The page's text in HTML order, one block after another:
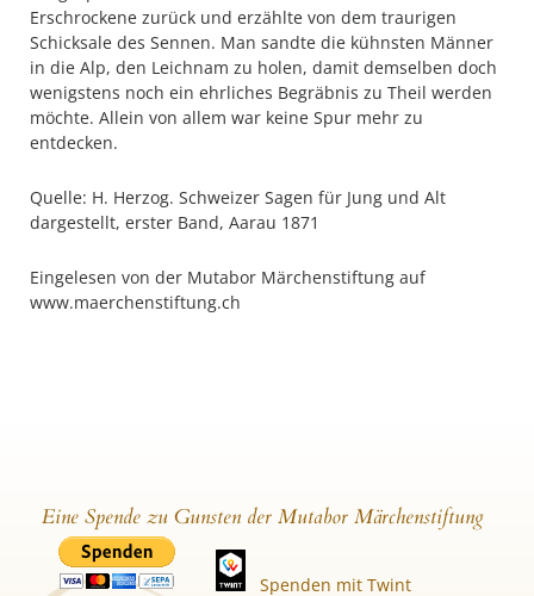
Erschrockene zurück und erzählte von dem traurigen
Schicksale des Sennen. Man sandte die kühnsten Männer
in die Alp, den Leichnam zu holen, damit demselben doch
wenigstens noch ein ehrliches Begräbnis zu Theil werden
möchte. Allein von allem war keine Spur mehr zu
entdecken.
Quelle: H. Herzog. Schweizer Sagen für Jung und Alt
dargestellt, erster Band, Aarau 1871
Eingelesen von der Mutabor Märchenstiftung auf
www.maerchenstiftung.ch
Eine Spende zu Gunsten der Mutabor Märchenstiftung
Spenden mit Twint